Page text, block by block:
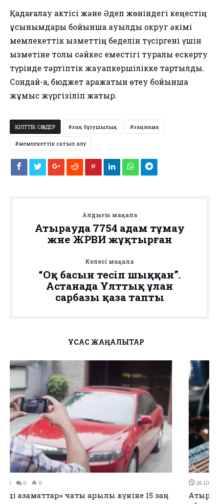
Қадағалау актісі және Әдеп жөніндегі кеңестің
ұсынымдары бойынша ауылдық округ әкімі
мемлекеттік қызметтің беделін түсіргені үшін
қызметіне толық сәйкес еместігі туралы ескерту
түрінде тәртіптік жауапкершілікке тартылды.
Сондай-ақ, бюджет қаражатын өтеу бойынша
жұмыс жүргізіліп жатыр.
КІЛТТІК СӨЗДЕР заң бұзушылық заңнама
мемлекеттік сатып алу
Алдыңғы мақала
Атырауда 7754 адам тұмау
және ЖРВИ жұқтырған
Келесі мақала
“Оқ басын тесіп шыққан”.
Астанада Ұлттық ұлан
сарбазы қаза тапты
ҰҚСАС ЖАҢАЛЫҚТАР
26.10.2023
Атырауда 753 адам көлік басқару құқығынан